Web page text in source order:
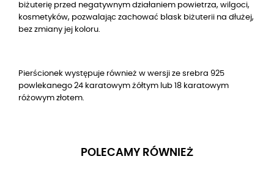
biżuterię przed negatywnym działaniem powietrza, wilgoci,
kosmetyków, pozwalając zachować blask biżuterii na dłużej,
bez zmiany jej koloru.
Pierścionek występuje również w wersji ze srebra 925
powlekanego 24 karatowym żółtym lub 18 karatowym
różowym złotem.
POLECAMY RÓWNIEŻ